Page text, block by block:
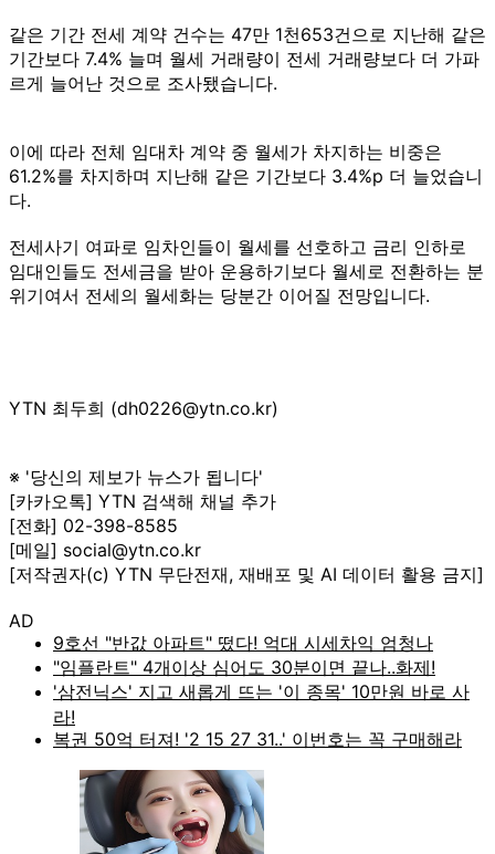
같은 기간 전세 계약 건수는 47만 1천653건으로 지난해 같은
기간보다 7.4% 늘며 월세 거래량이 전세 거래량보다 더 가파
르게 늘어난 것으로 조사됐습니다.
이에 따라 전체 임대차 계약 중 월세가 차지하는 비중은
61.2%를 차지하며 지난해 같은 기간보다 3.4%p 더 늘었습니
다.
전세사기 여파로 임차인들이 월세를 선호하고 금리 인하로
임대인들도 전세금을 받아 운용하기보다 월세로 전환하는 분
위기여서 전세의 월세화는 당분간 이어질 전망입니다.
YTN 최두희 (dh0226@ytn.co.kr)
※ '당신의 제보가 뉴스가 됩니다'
[카카오톡] YTN 검색해 채널 추가
[전화] 02-398-8585
[메일] social@ytn.co.kr
[저작권자(c) YTN 무단전재, 재배포 및 AI 데이터 활용 금지]
AD